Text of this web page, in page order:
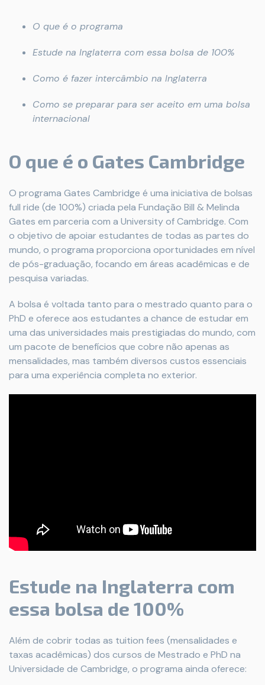
O que é o programa
Estude na Inglaterra com essa bolsa de 100%
Como é fazer intercâmbio na Inglaterra
Como se preparar para ser aceito em uma bolsa
internacional
O que é o Gates Cambridge
O programa Gates Cambridge é uma iniciativa de bolsas
full ride (de 100%) criada pela Fundação Bill & Melinda
Gates em parceria com a University of Cambridge. Com
o objetivo de apoiar estudantes de todas as partes do
mundo, o programa proporciona oportunidades em nível
de pós-graduação, focando em áreas acadêmicas e de
pesquisa variadas.
A bolsa é voltada tanto para o mestrado quanto para o
PhD e oferece aos estudantes a chance de estudar em
uma das universidades mais prestigiadas do mundo, com
um pacote de benefícios que cobre não apenas as
mensalidades, mas também diversos custos essenciais
para uma experiência completa no exterior.
Estude na Inglaterra com
essa bolsa de 100%
Além de cobrir todas as tuition fees (mensalidades e
taxas acadêmicas) dos cursos de Mestrado e PhD na
Universidade de Cambridge, o programa ainda oferece: